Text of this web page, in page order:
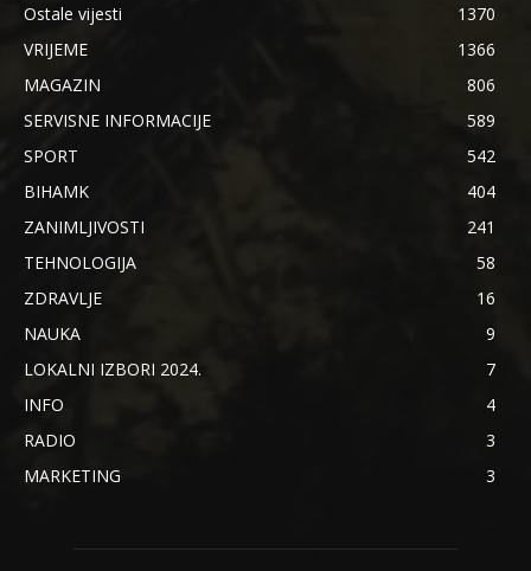
Ostale vijesti
1370
VRIJEME
1366
MAGAZIN
806
SERVISNE INFORMACIJE
589
SPORT
542
BIHAMK
404
ZANIMLJIVOSTI
241
TEHNOLOGIJA
58
ZDRAVLJE
16
NAUKA
9
LOKALNI IZBORI 2024.
7
INFO
4
RADIO
3
MARKETING
3